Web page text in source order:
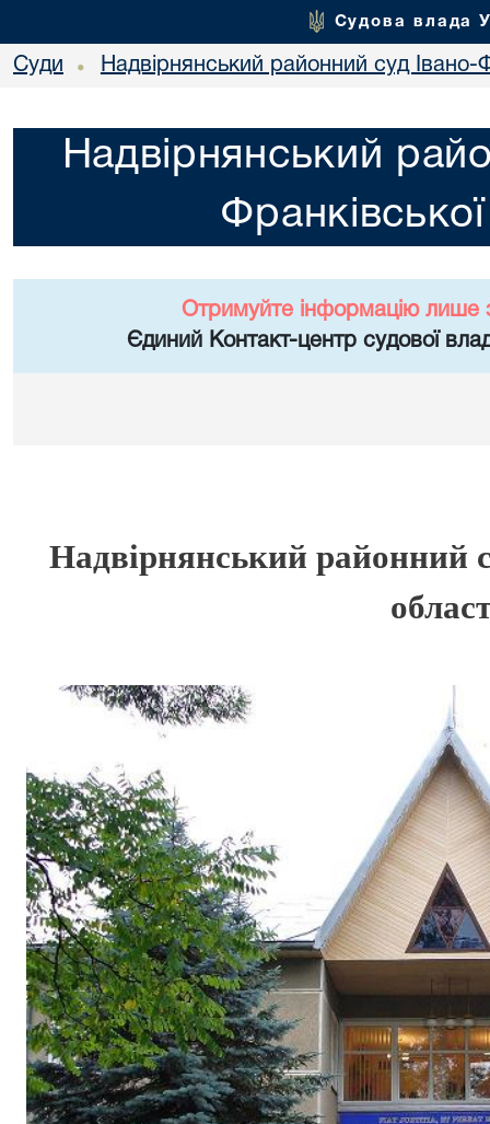
Судова влада
Суди • Надвірнянський районний суд Івано-
Надвірнянський
Отримуйте інформацію лише
Єдиний Контакт-центр судової
Надвірнянський районний